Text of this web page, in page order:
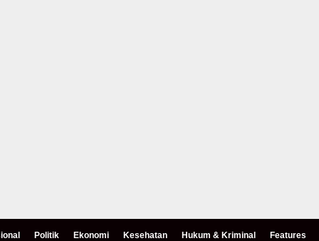
Politik Ekonomi Kesehatan Hukum & Kriminal Features